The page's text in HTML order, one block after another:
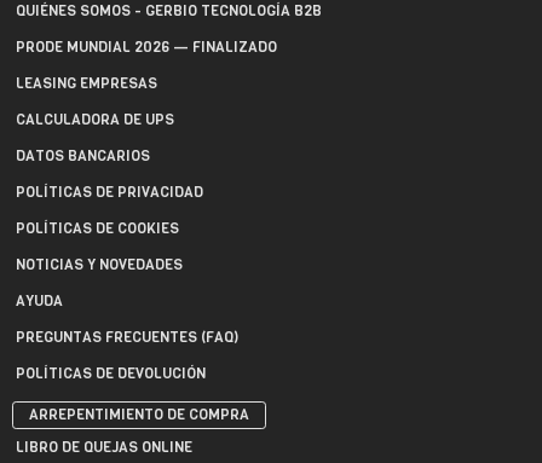
QUIÉNES SOMOS - GERBIO TECNOLOGÍA B2B
PRODE MUNDIAL 2026 — FINALIZADO
LEASING EMPRESAS
CALCULADORA DE UPS
DATOS BANCARIOS
POLÍTICAS DE PRIVACIDAD
POLÍTICAS DE COOKIES
NOTICIAS Y NOVEDADES
AYUDA
PREGUNTAS FRECUENTES (FAQ)
POLÍTICAS DE DEVOLUCIÓN
ARREPENTIMIENTO DE COMPRA
LIBRO DE QUEJAS ONLINE